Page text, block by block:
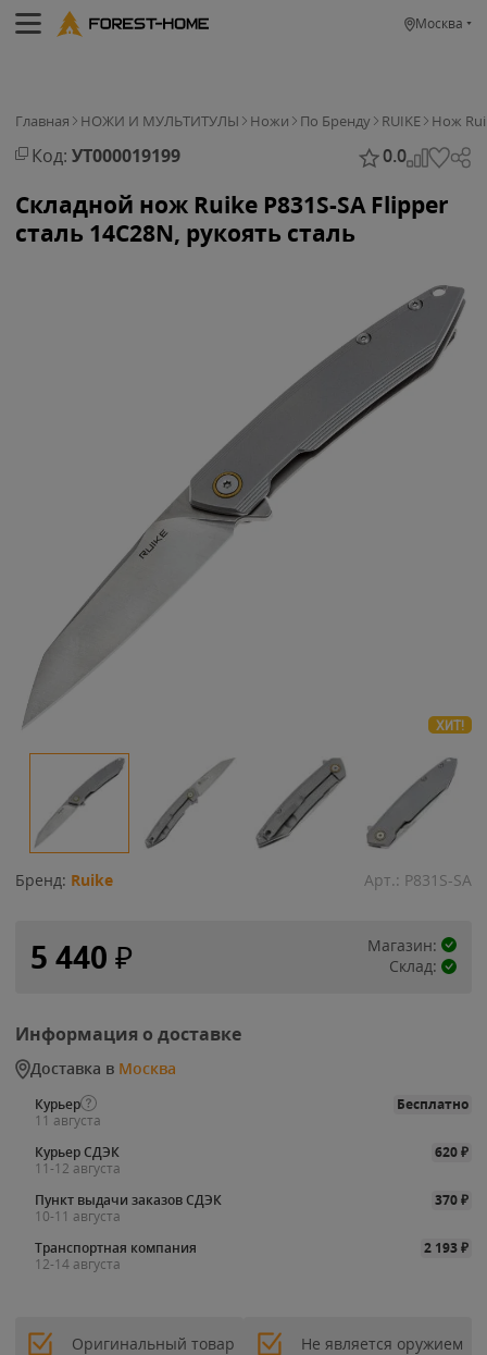
Москва
Главная НОЖИ И МУЛЬТИТУЛЫ Ножи По Бренду RUIKE Нож
Код: УТ000019199 0.0
Складной нож Ruike P831S-SA Flipper
сталь 14C28N, рукоять сталь
ХИТ!
Бренд: Ruike Арт.: P831S-SA
5 440 ₽
Магазин:
Склад:
Информация о доставке
Доставка в Москва
Курьер
Бесплатно
11 августа
Курьер СДЭК
620₽
11-12 августа
Пункт выдачи заказов СДЭК
370₽
10-11 августа
Транспортная компания
2 193₽
12-14 августа
Оригинальный товар Не является оружием